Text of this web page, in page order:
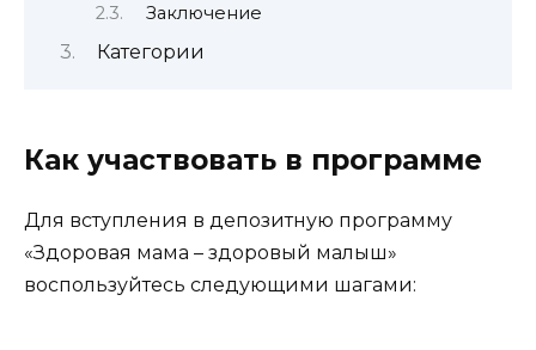
Заключение
Категории
Как участвовать в программе
Для вступления в депозитную программу
«Здоровая мама – здоровый малыш»
воспользуйтесь следующими шагами: